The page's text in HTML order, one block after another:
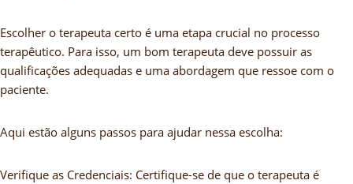
Escolher o terapeuta certo é uma etapa crucial no processo
terapêutico. Para isso, um bom terapeuta deve possuir as
qualificações adequadas e uma abordagem que ressoe com o
paciente.
Aqui estão alguns passos para ajudar nessa escolha:
Verifique as Credenciais: Certifique-se de que o terapeuta é